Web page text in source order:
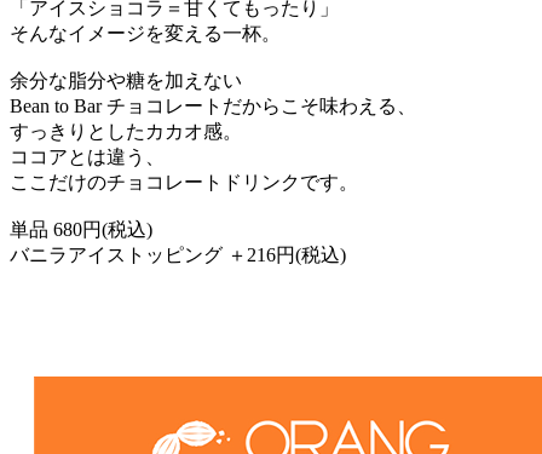
「アイスショコラ＝甘くてもったり」
そんなイメージを変える一杯。
余分な脂分や糖を加えない
Bean to Bar チョコレートだからこそ味わえる、
すっきりとしたカカオ感。
ココアとは違う、
ここだけのチョコレートドリンクです。
単品 680円(税込)
バニラアイストッピング ＋216円(税込)